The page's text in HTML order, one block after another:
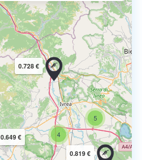
4
5
0.819 €
0.649 €
0.728 €